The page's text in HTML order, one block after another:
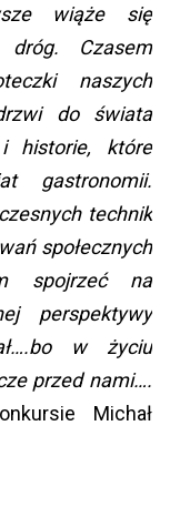
wiąże się
dróg. Czasem
naszych
do świata
historie, które
gastronomii.
technik
społecznych
spojrzeć na
perspektywy
w życiu
przed nami….
Michał